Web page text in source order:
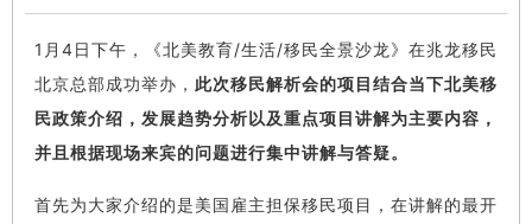
1月4日下午，《北美教育/生活/移民全景沙龙》在兆龙移民
北京总部成功举办， 此次移民解析会的项目结合当下北美移
民政策介绍， 发展趋势分析以及重点项目讲解为主要内容，
并且根据现场来宾的问题进行集中讲解与答疑。
首先为大家介绍的是美国雇主担保移民项目，在讲解的最开